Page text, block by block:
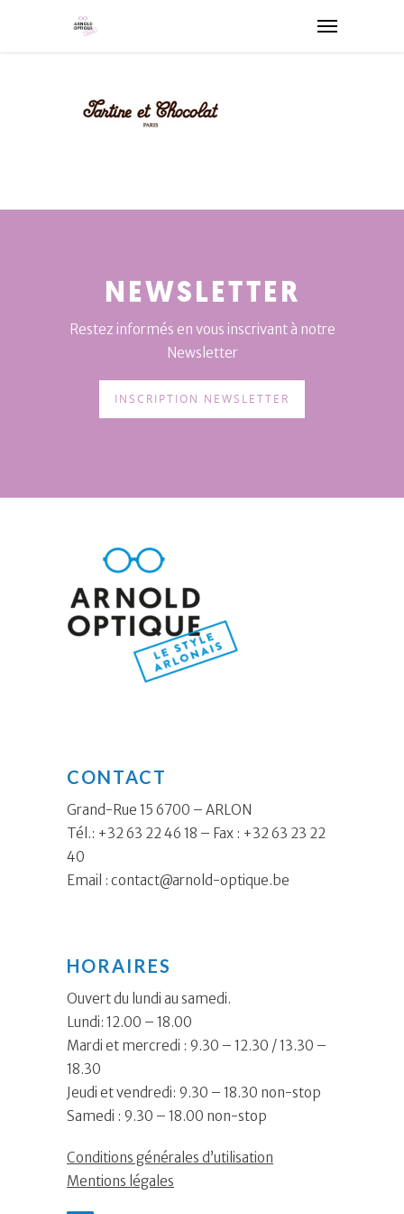
NEWSLETTER
Restez informés en vous inscrivant à notre
Newsletter
INSCRIPTION NEWSLETTER
CONTACT
Grand-Rue 15 6700 – ARLON
Tél.: +32 63 22 46 18 – Fax : +32 63 23 22
40
Email : contact@arnold-optique.be
HORAIRES
Ouvert du lundi au samedi.
Lundi: 12.00 – 18.00
Mardi et mercredi : 9.30 – 12.30 / 13.30 –
18.30
Jeudi et vendredi: 9.30 – 18.30 non-stop
Samedi : 9.30 – 18.00 non-stop
Conditions générales d’utilisation
Mentions légales